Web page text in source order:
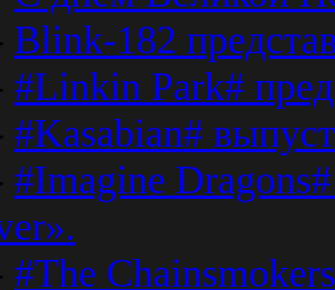
Blink-182
#Linkin Park#
#Kasabian#
#Imagine
#The